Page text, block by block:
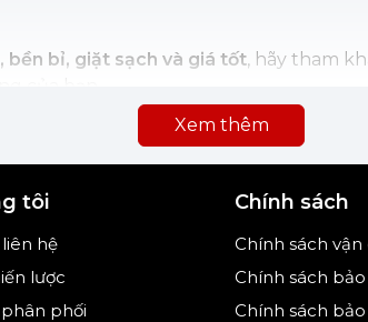
bền bỉ, giặt sạch và giá tốt, hãy tham
Xem thêm
tôi
hệ
lược
phối
Chính sách
Chính sách vận
Chính sách
Chính sách